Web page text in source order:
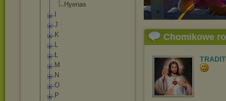
Hyenas
J
K
L
Ł
M
N
O
P
Chomikowe